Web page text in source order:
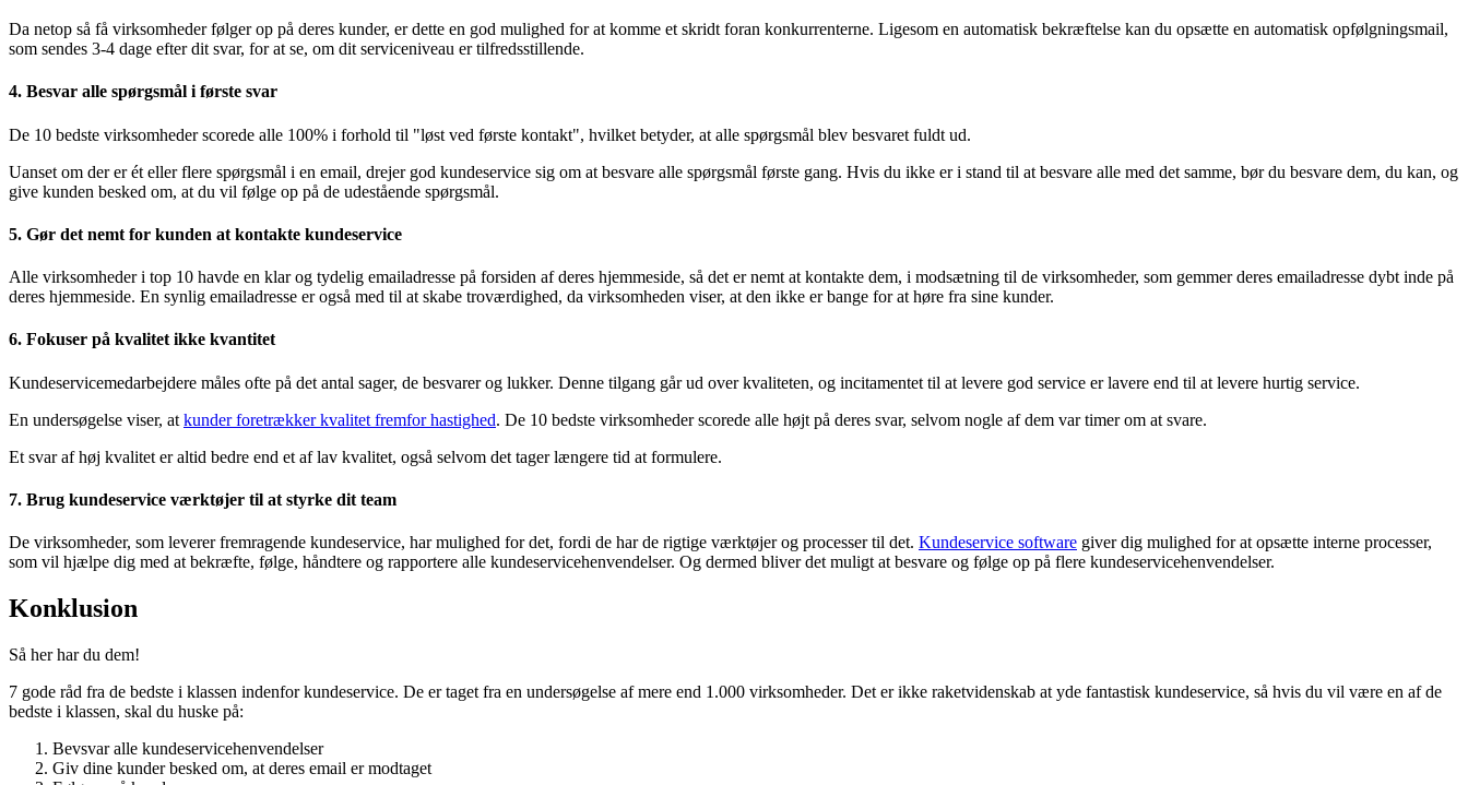
Da netop så få virksomheder følger op på deres kunder, er dette en god mulighed for at komme et skridt foran konkurrenterne. Ligesom en automatisk bekræftelse kan du opsætte en automatisk opfølgningsmail,
som sendes 3-4 dage efter dit svar, for at se, om dit serviceniveau er tilfredsstillende.
4. Besvar alle spørgsmål i første svar
De 10 bedste virksomheder scorede alle 100% i forhold til "løst ved første kontakt", hvilket betyder, at alle spørgsmål blev besvaret fuldt ud.
Uanset om der er ét eller flere spørgsmål i en email, drejer god kundeservice sig om at besvare alle spørgsmål første gang. Hvis du ikke er i stand til at besvare alle med det samme, bør du besvare dem, du kan, og
give kunden besked om, at du vil følge op på de udestående spørgsmål.
5. Gør det nemt for kunden at kontakte kundeservice
Alle virksomheder i top 10 havde en klar og tydelig emailadresse på forsiden af deres hjemmeside, så det er nemt at kontakte dem, i modsætning til de virksomheder, som gemmer deres emailadresse dybt inde på
deres hjemmeside. En synlig emailadresse er også med til at skabe troværdighed, da virksomheden viser, at den ikke er bange for at høre fra sine kunder.
6. Fokuser på kvalitet ikke kvantitet
Kundeservicemedarbejdere måles ofte på det antal sager, de besvarer og lukker. Denne tilgang går ud over kvaliteten, og incitamentet til at levere god service er lavere end til at levere hurtig service.
En undersøgelse viser, at kunder foretrækker kvalitet fremfor hastighed. De 10 bedste virksomheder scorede alle højt på deres svar, selvom nogle af dem var timer om at svare.
Et svar af høj kvalitet er altid bedre end et af lav kvalitet, også selvom det tager længere tid at formulere.
7. Brug kundeservice værktøjer til at styrke dit team
De virksomheder, som leverer fremragende kundeservice, har mulighed for det, fordi de har de rigtige værktøjer og processer til det. Kundeservice software giver dig mulighed for at opsætte interne processer,
som vil hjælpe dig med at bekræfte, følge, håndtere og rapportere alle kundeservicehenvendelser. Og dermed bliver det muligt at besvare og følge op på flere kundeservicehenvendelser.
Konklusion
Så her har du dem!
7 gode råd fra de bedste i klassen indenfor kundeservice. De er taget fra en undersøgelse af mere end 1.000 virksomheder. Det er ikke raketvidenskab at yde fantastisk kundeservice, så hvis du vil være en af de
bedste i klassen, skal du huske på:
Bevsvar alle kundeservicehenvendelser
Giv dine kunder besked om, at deres email er modtaget